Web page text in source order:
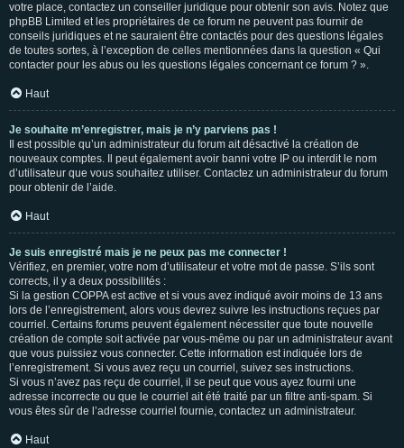
votre place, contactez un conseiller juridique pour obtenir son avis. Notez que
phpBB Limited et les propriétaires de ce forum ne peuvent pas fournir de
conseils juridiques et ne sauraient être contactés pour des questions légales
de toutes sortes, à l’exception de celles mentionnées dans la question « Qui
contacter pour les abus ou les questions légales concernant ce forum ? ».
Haut
Je souhaite m’enregistrer, mais je n’y parviens pas !
Il est possible qu’un administrateur du forum ait désactivé la création de
nouveaux comptes. Il peut également avoir banni votre IP ou interdit le nom
d’utilisateur que vous souhaitez utiliser. Contactez un administrateur du forum
pour obtenir de l’aide.
Haut
Je suis enregistré mais je ne peux pas me connecter !
Vérifiez, en premier, votre nom d’utilisateur et votre mot de passe. S’ils sont
corrects, il y a deux possibilités :
Si la gestion COPPA est active et si vous avez indiqué avoir moins de 13 ans
lors de l’enregistrement, alors vous devrez suivre les instructions reçues par
courriel. Certains forums peuvent également nécessiter que toute nouvelle
création de compte soit activée par vous-même ou par un administrateur avant
que vous puissiez vous connecter. Cette information est indiquée lors de
l’enregistrement. Si vous avez reçu un courriel, suivez ses instructions.
Si vous n’avez pas reçu de courriel, il se peut que vous ayez fourni une
adresse incorrecte ou que le courriel ait été traité par un filtre anti-spam. Si
vous êtes sûr de l’adresse courriel fournie, contactez un administrateur.
Haut